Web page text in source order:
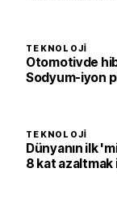
TEKNOLOJI
Otomotivde
Sodyum-iyon
TEKNOLOJI
Dünyanın ilk
8 kat